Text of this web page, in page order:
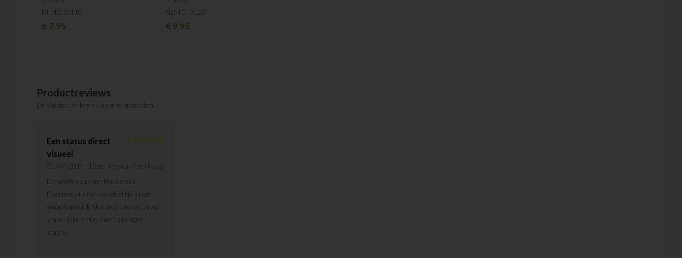
NLMG10110
€7.95
NLMG10120
€9.95
Productreviews
Dit vonden anderen van onze producten.
Een status direct
visueel
01-07-2014 | Door: Trishia | Den Haag
De smileys zijn een leuke extra.
Daarmee kunnen we letterlijk in één
oogopslag duidelijk maken hoe we ervoor
staan. Elke smiley heeft zijn eigen
status.